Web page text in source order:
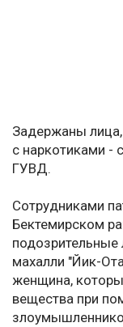
Задержаны
с наркотиками -
ГУВД.
Сотрудниками
Бектемирском
подозрительные
махалли "Йик-
женщина,
вещества при